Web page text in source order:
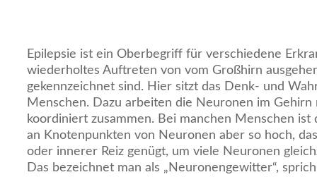
Epilepsie ist ein Oberbegriff für verschiedene
wiederholtes Auftreten von vom Großhirn
gekennzeichnet sind. Hier sitzt das Denk- und
Menschen. Dazu arbeiten die Neuronen im
koordiniert zusammen. Bei manchen Menschen ist
an Knotenpunkten von Neuronen aber so hoch,
oder innerer Reiz genügt, um viele Neuronen
Das bezeichnet man als „Neuronengewitter“,